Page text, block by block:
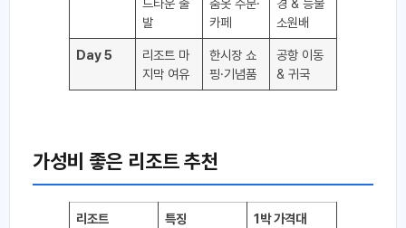
드타운 출
발
춤옷 주문·
카페
경 & 등불
소원배
Day 5
리조트 마
지막 여유
한시장 쇼
핑·기념품
공항 이동
& 귀국
가성비 좋은 리조트 추천
리조트 특징 1박 가격대